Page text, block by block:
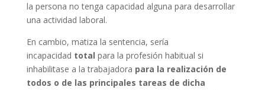
la persona no tenga capacidad alguna para desarrollar
una actividad laboral.
En cambio, matiza la sentencia, sería
incapacidad total para la profesión habitual si
inhabilitase a la trabajadora para la realización de
todos o de las principales tareas de dicha